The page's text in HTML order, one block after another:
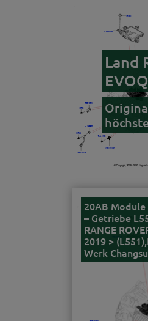
Land
20AB Module
– Getriebe
RANGE
2019 >
Werk